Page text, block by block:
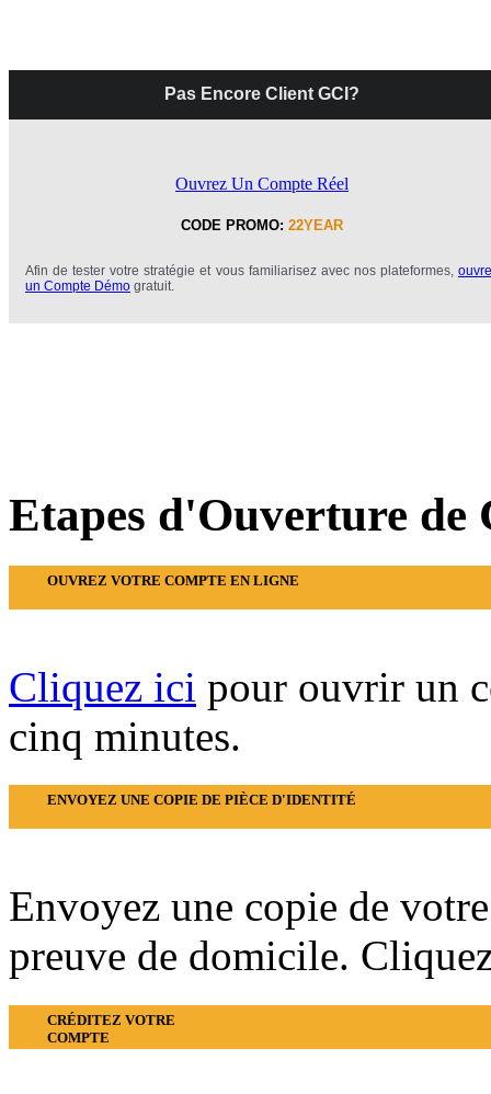
Pas Encore Client GCI?
Ouvrez Un Compte Réel
CODE PROMO: 22YEAR
Afin de tester votre stratégie et vous familiarisez avec nos plateformes,
un Compte Démo gratuit.
Etapes d'Ouverture de
OUVREZ VOTRE COMPTE EN LIGNE
Cliquez ici pour ouvrir un
cinq minutes.
ENVOYEZ UNE COPIE DE PIÈCE D'IDENTITÉ
Envoyez une copie de
preuve de domicile.
CRÉDITEZ VOTRE
COMPTE